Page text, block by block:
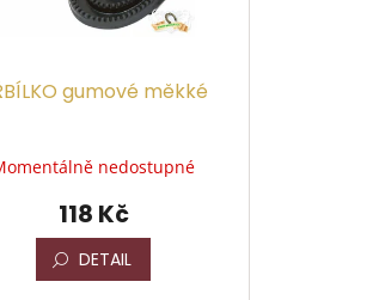
gumové měkké
nedostupné
118 Kč
DETAIL